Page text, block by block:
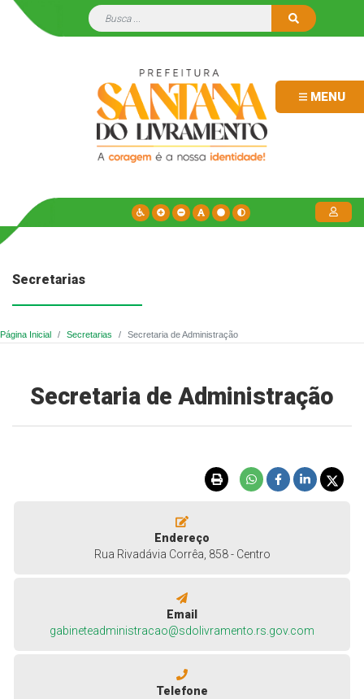
MENU
Secretarias
Página Inicial Secretarias Secretaria de Administração
Secretaria de Administração
Endereço
Rua Rivadávia Corrêa, 858 - Centro
Email
gabineteadministracao@sdolivramento.rs.gov.com
Telefone